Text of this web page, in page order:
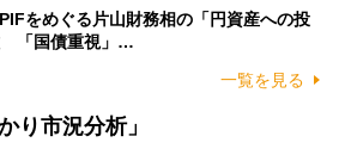
をめぐる片山財務相の「円資産への投
「国債重視」…
一覧を見る
り市況分析」